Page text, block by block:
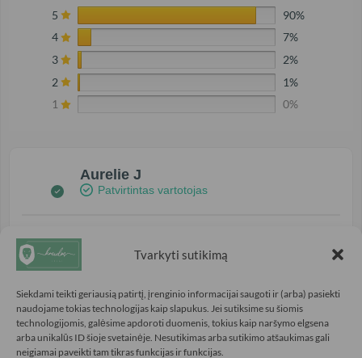
Tvarkyti sutikimą
Siekdami teikti geriausią patirtį, įrenginio informacijai saugoti ir (arba) pasiekti
naudojame tokias technologijas kaip slapukus. Jei sutiksime su šiomis
technologijomis, galėsime apdoroti duomenis, tokius kaip naršymo elgsena
arba unikalūs ID šioje svetainėje. Nesutikimas arba sutikimo atšaukimas gali
neigiamai paveikti tam tikras funkcijas ir funkcijas.
5
90%
4
7%
3
2%
2
1%
1
0%
Aurelie J
Patvirtintas vartotojas
Prieš 4 mėnesiai